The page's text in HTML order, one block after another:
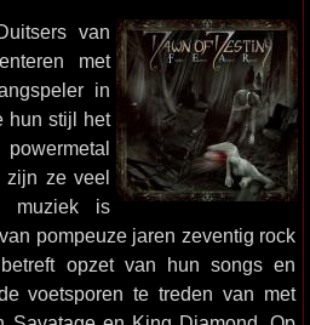
van
met
in
hun stijl het
zijn ze veel
muziek is
pompeuze jaren zeventig rock
opzet van hun songs en
voetsporen te treden van met